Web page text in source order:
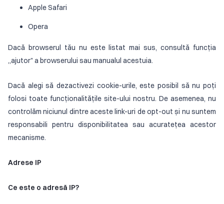
Apple Safari
Opera
Dacă browserul tău nu este listat mai sus, consultă funcția
„ajutor" a browserului sau manualul acestuia.
Dacă alegi să dezactivezi cookie-urile, este posibil să nu poți
folosi toate funcționalitățile site-ului nostru. De asemenea, nu
controlăm niciunul dintre aceste link-uri de opt-out și nu suntem
responsabili pentru disponibilitatea sau acuratețea acestor
mecanisme.
Adrese IP
Ce este o adresă IP?